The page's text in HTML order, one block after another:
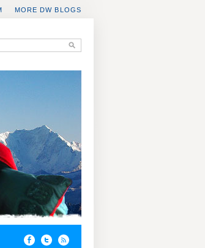
MORE DW BLOGS